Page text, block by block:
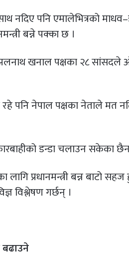
नदिए पनि एमालेभित्रको
बन्ने पक्का छ ।
खनाल पक्षका २८ सांसदले
पनि नेपाल पक्षका नेताले मत
डन्डा चलाउन सकेका
लागि प्रधानमन्त्री बन्न बाटो
विश्लेषण गर्छन् ।